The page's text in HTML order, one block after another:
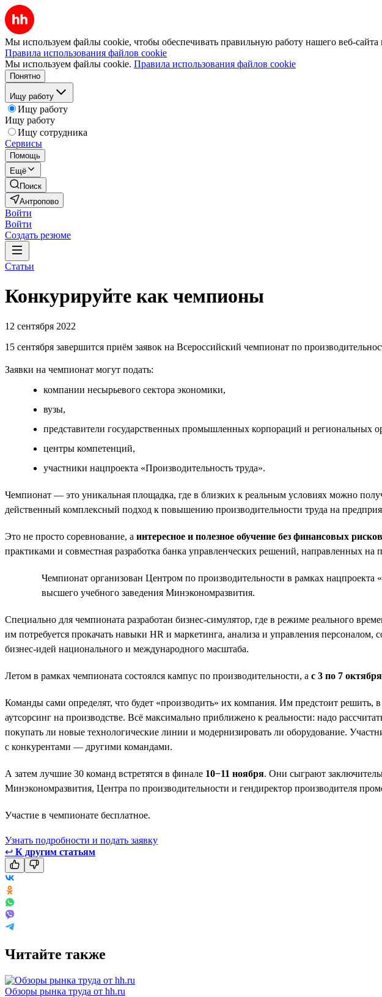
Мы используем файлы cookie, чтобы обеспечивать правильную работу нашего веб-сайта
Правила использования файлов cookie
Мы используем файлы cookie. Правила использования файлов cookie
Понятно
Ищу работу
Ищу работу
Ищу работу
Ищу сотрудника
Сервисы
Помощь
Ещё
Поиск
Антропово
Войти
Войти
Создать резюме
Статьи
Конкурируйте как чемпионы
12 сентября 2022
15 сентября завершится приём заявок на Всероссийский чемпионат по
Заявки на чемпионат могут подать:
компании несырьевого сектора экономики,
вузы,
представители государственных промышленных корпораций и региональных
центры компетенций,
участники нацпроекта «Производительность труда».
Чемпионат — это уникальная площадка, где в близких к реальным условиях можно
действенный комплексный подход к повышению производительности труда на
Это не просто соревнование, а интересное и полезное обучение без финансовых рисков
практиками и совместная разработка банка управленческих решений, направленных на
Чемпионат организован Центром по производительности в рамках
высшего учебного заведения Минэкономразвития.
Специально для чемпионата разработан бизнес-симулятор, где в режиме реального
им потребуется прокачать навыки HR и маркетинга, анализа и управления
бизнес-идей национального и международного масштаба.
Летом в рамках чемпионата состоялся кампус по производительности, а с 3 по 7 октября
Команды сами определят, что будет «производить» их компания. Им предстоит
аутсорсинг на производстве. Всё максимально приближено к реальности: надо
покупать ли новые технологические линии и модернизировать ли оборудование.
с конкурентами — другими командами.
А затем лучшие 30 команд встретятся в финале 10−11 ноября. Они сыграют
Минэкономразвития, Центра по производительности и гендиректор производителя
Участие в чемпионате бесплатное.
Узнать подробности и подать заявку
↩ К другим статьям
Читайте также
Обзоры рынка труда от hh.ru